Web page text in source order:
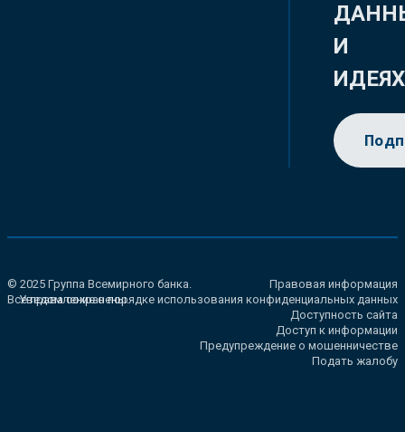
И
ИДЕЯХ
© 2025 Группа Всемирного банка.
Все права сохранены.
Правовая информация
Уведомление о порядке использования конфиденциальных данных
Доступность сайта
Доступ к информации
Предупреждение о мошенничестве
Подать жалобу